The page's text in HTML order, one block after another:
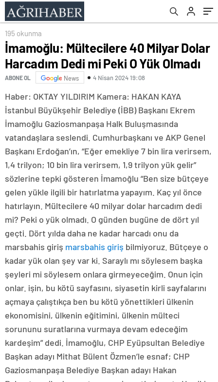
195 okunma
İmamoğlu: Mültecilere 40 Milyar Dolar
Harcadım Dedi mi Peki O Yük Olmadı
ABONE OL News 4 Nisan 2024 19:08
Haber: OKTAY YILDIRIM Kamera: HAKAN KAYA
İstanbul Büyükşehir Belediye (İBB) Başkanı Ekrem
İmamoğlu Gaziosmanpaşa Halk Buluşmasında
vatandaşlara seslendi. Cumhurbaşkanı ve AKP Genel
Başkanı Erdoğan’ın, “Eğer emekliye 7 bin lira verirsem,
1,4 trilyon; 10 bin lira verirsem, 1,9 trilyon yük gelir”
sözlerine tepki gösteren İmamoğlu “Ben size bütçeye
gelen yükle ilgili bir hatırlatma yapayım. Kaç yıl önce
hatırlayın. Mültecilere 40 milyar dolar harcadım dedi
mi? Peki o yük olmadı. O günden bugüne de dört yıl
geçti. Dört yılda daha ne kadar harcadı onu da
marsbahis giriş marsbahis giriş bilmiyoruz. Bütçeye o
kadar yük olan şey var ki. Saraylı mı söylesem başka
şeyleri mi söylesem onlara girmeyeceğim. Onun için
onlar. işin, bu kötü sayfasını, siyasetin kirli sayfalarını
açmaya çalıştıkça ben bu kötü yönettikleri ülkenin
ekonomisini, ülkenin eğitimini, ülkenin mülteci
sorununu suratlarına vurmaya devam edeceğim
kardeşim” dedi. İmamoğlu, CHP Eyüpsultan Belediye
Başkan adayı Mithat Bülent Özmen’le esnaf; CHP
Gaziosmanpaşa Belediye Başkan adayı Hakan